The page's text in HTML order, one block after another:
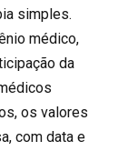
simples.
médico,
da
os valores
com data e